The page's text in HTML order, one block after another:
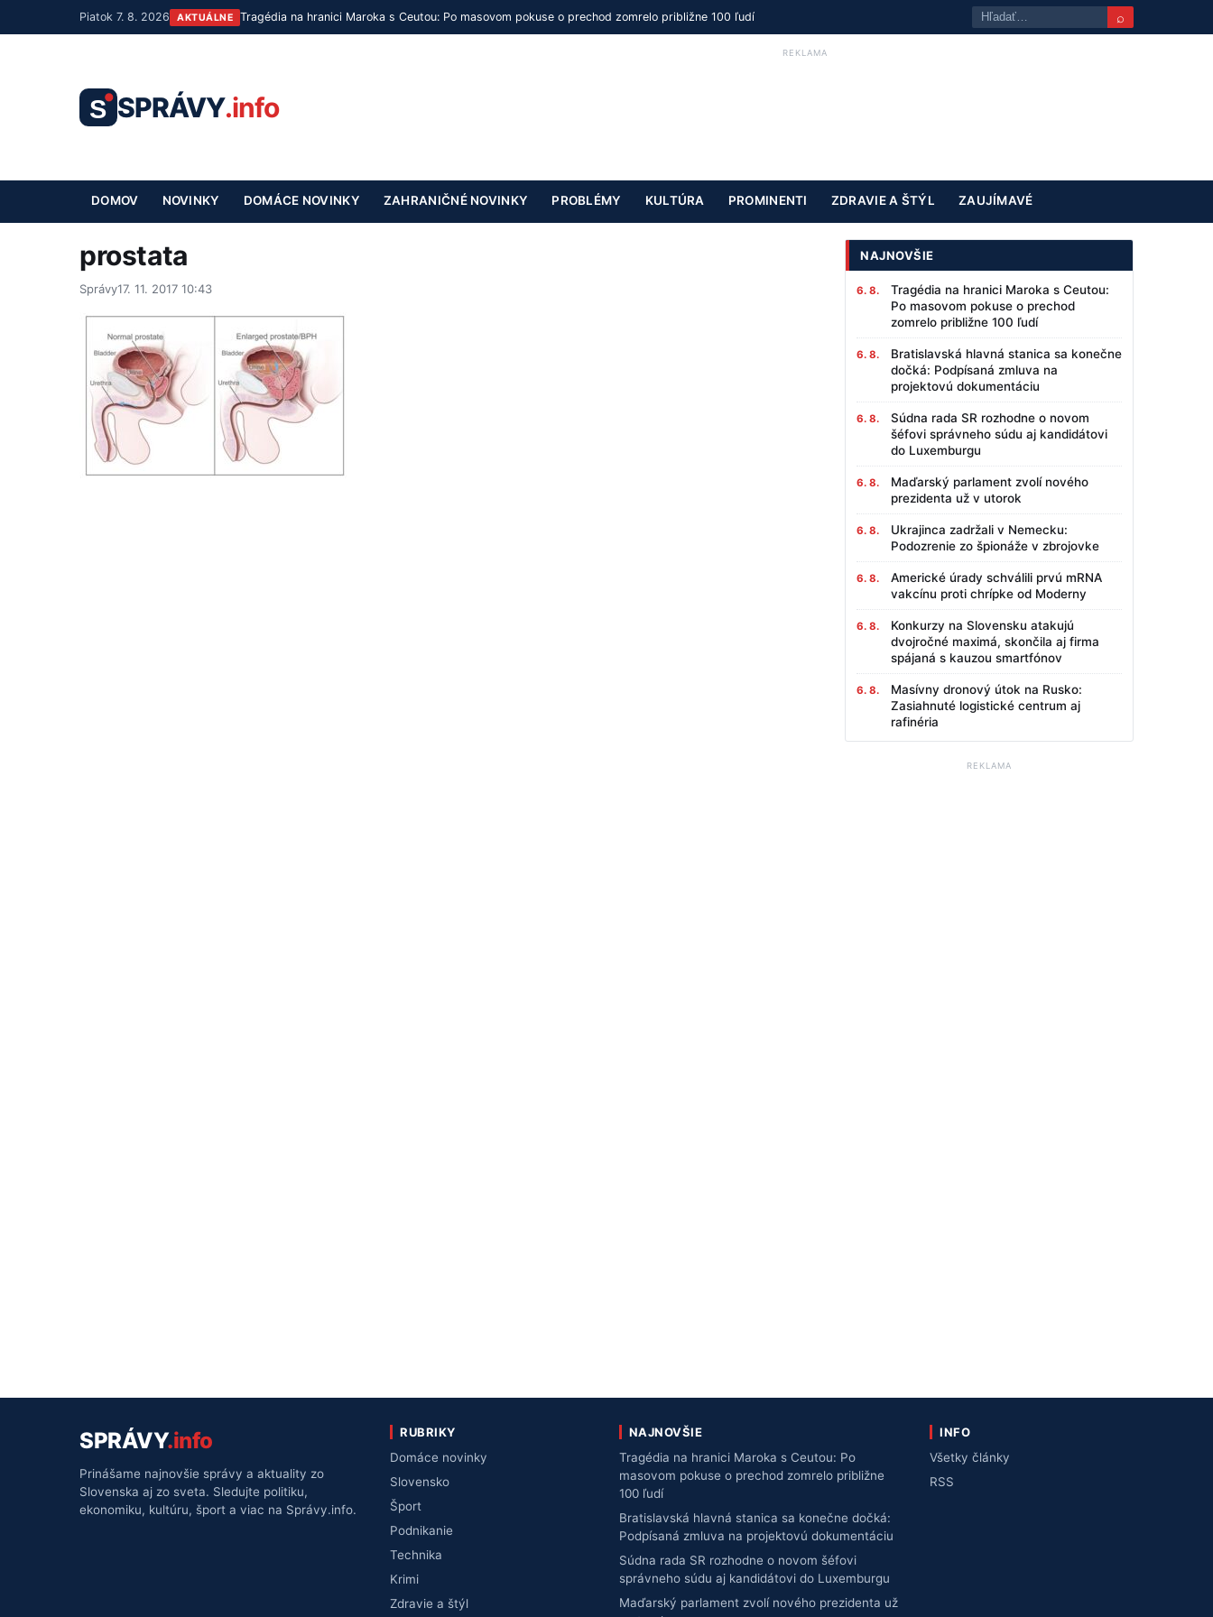
Piatok 7. 8. 2026 AKTUÁLNE Tragédia na hranici Maroka s Ceutou: Po masovom pokuse o prechod zomrelo približne 100 ľudí ⌕
S SPRÁVY.info
REKLAMA
DOMOV NOVINKY DOMÁCE NOVINKY ZAHRANIČNÉ NOVINKY PROBLÉMY KULTÚRA PROMINENTI ZDRAVIE A ŠTÝL ZAUJÍMAVÉ
prostata
Správy17. 11. 2017 10:43
NAJNOVŠIE
6. 8.
Tragédia na hranici Maroka s Ceutou:
Po masovom pokuse o prechod
zomrelo približne 100 ľudí
6. 8.
Bratislavská hlavná stanica sa konečne
dočká: Podpísaná zmluva na
projektovú dokumentáciu
6. 8.
Súdna rada SR rozhodne o novom
šéfovi správneho súdu aj kandidátovi
do Luxemburgu
6. 8.
Maďarský parlament zvolí nového
prezidenta už v utorok
6. 8.
Ukrajinca zadržali v Nemecku:
Podozrenie zo špionáže v zbrojovke
6. 8.
Americké úrady schválili prvú mRNA
vakcínu proti chrípke od Moderny
6. 8.
Konkurzy na Slovensku atakujú
dvojročné maximá, skončila aj firma
spájaná s kauzou smartfónov
6. 8.
Masívny dronový útok na Rusko:
Zasiahnuté logistické centrum aj
rafinéria
REKLAMA
SPRÁVY.info
Prinášame najnovšie správy a aktuality zo
Slovenska aj zo sveta. Sledujte politiku,
ekonomiku, kultúru, šport a viac na Správy.info.
RUBRIKY
Domáce novinky
Slovensko
Šport
Podnikanie
Technika
Krimi
Zdravie a štýl
NAJNOVŠIE
Tragédia na hranici Maroka s Ceutou: Po
masovom pokuse o prechod zomrelo približne
100 ľudí
Bratislavská hlavná stanica sa konečne dočká:
Podpísaná zmluva na projektovú dokumentáciu
Súdna rada SR rozhodne o novom šéfovi
správneho súdu aj kandidátovi do Luxemburgu
Maďarský parlament zvolí nového prezidenta už
INFO
Všetky články
RSS